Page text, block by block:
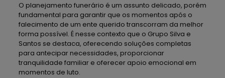
O planejamento funerário é um assunto delicado, porém
fundamental para garantir que os momentos após o
falecimento de um ente querido transcorram da melhor
forma possível. É nesse contexto que o Grupo Silva e
Santos se destaca, oferecendo soluções completas
para antecipar necessidades, proporcionar
tranquilidade familiar e oferecer apoio emocional em
momentos de luto.